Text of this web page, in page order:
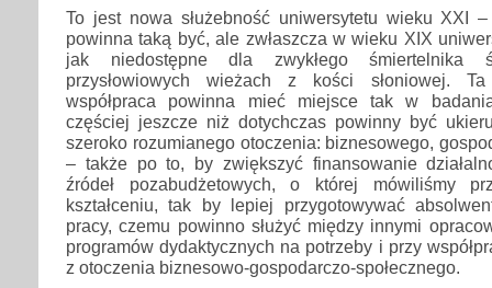
To jest nowa służebność uniwersytetu wieku XXI
powinna taką być, ale zwłaszcza w wieku XIX
jak niedostępne dla zwykłego śmiertelnika
przysłowiowych wieżach z kości słoniowej.
współpraca powinna mieć miejsce tak w
częściej jeszcze niż dotychczas powinny być
szeroko rozumianego otoczenia: biznesowego,
– także po to, by zwiększyć finansowanie
źródeł pozabudżetowych, o której mówiliśmy
kształceniu, tak by lepiej przygotowywać
pracy, czemu powinno służyć między innymi
programów dydaktycznych na potrzeby i przy
z otoczenia biznesowo-gospodarczo-społe­czne­go.